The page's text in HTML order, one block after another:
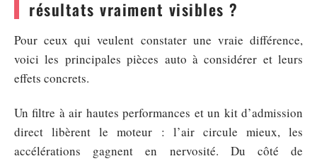
résultats vraiment visibles ?
Pour ceux qui veulent constater une vraie différence,
voici les principales pièces auto à considérer et leurs
effets concrets.
Un filtre à air hautes performances et un kit d’admission
direct libèrent le moteur : l’air circule mieux, les
accélérations gagnent en nervosité. Du côté de